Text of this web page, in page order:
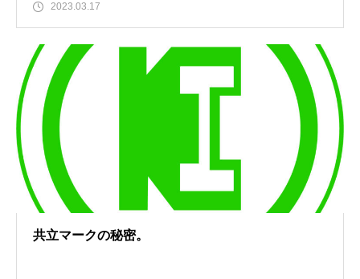
2023.03.17
共立マークの秘密。